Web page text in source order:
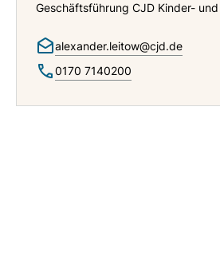
Geschäftsführung CJD Kinder-
alexander.leitow@cjd.de
0170 7140200